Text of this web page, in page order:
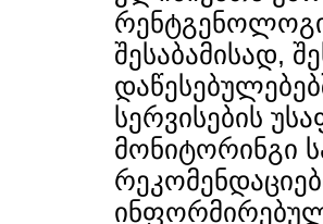
შესაბამისად,
სერვისების
მონიტორინგი